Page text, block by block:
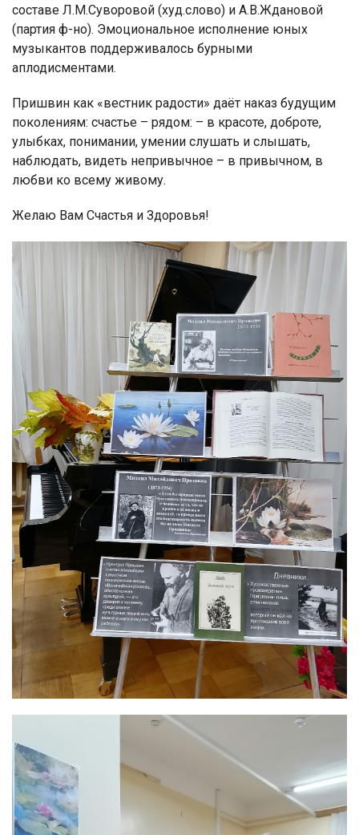
составе Л.М.Суворовой (худ.слово) и А.В.Ждановой
(партия ф-но). Эмоциональное исполнение юных
музыкантов поддерживалось бурными
аплодисментами.
Пришвин как «вестник радости» даёт наказ будущим
поколениям: счастье – рядом: – в красоте, доброте,
улыбках, понимании, умении слушать и слышать,
наблюдать, видеть непривычное – в привычном, в
любви ко всему живому.
Желаю Вам Счастья и Здоровья!